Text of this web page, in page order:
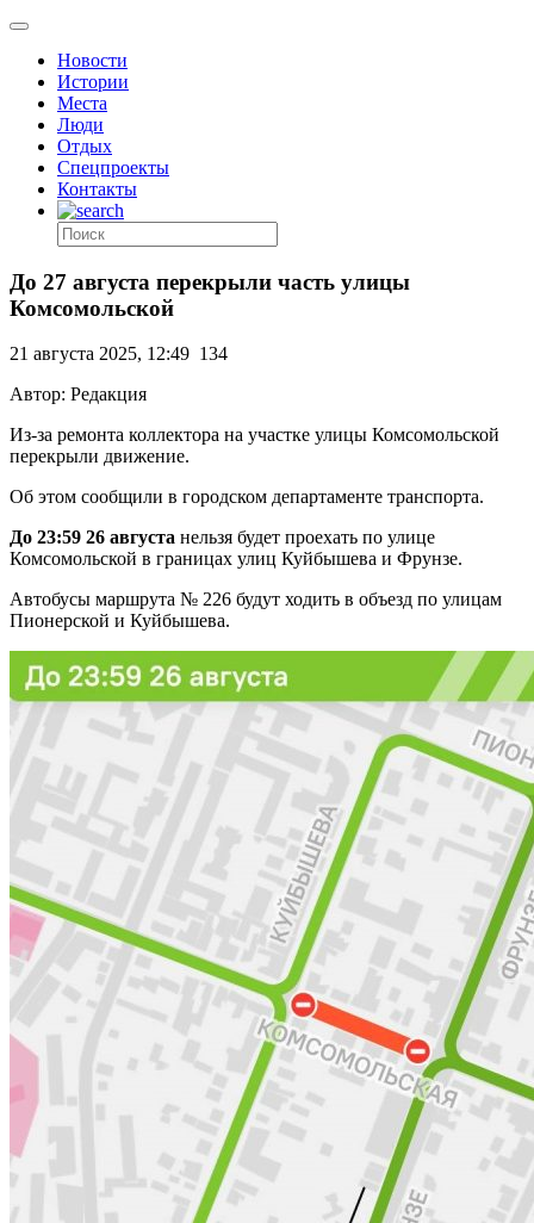
Новости
Истории
Места
Люди
Отдых
Спецпроекты
Контакты
До 27 августа перекрыли часть улицы
Комсомольской
21 августа 2025, 12:49 134
Автор: Редакция
Из-за ремонта коллектора на участке улицы Комсомольской
перекрыли движение.
Об этом сообщили в городском департаменте транспорта.
До 23:59 26 августа нельзя будет проехать по улице
Комсомольской в границах улиц Куйбышева и Фрунзе.
Автобусы маршрута № 226 будут ходить в объезд по улицам
Пионерской и Куйбышева.